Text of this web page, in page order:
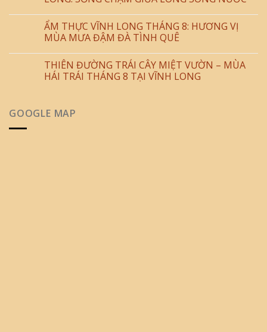
ẨM THỰC VĨNH LONG THÁNG 8: HƯƠNG VỊ
MÙA MƯA ĐẬM ĐÀ TÌNH QUÊ
THIÊN ĐƯỜNG TRÁI CÂY MIỆT VƯỜN – MÙA
HÁI TRÁI THÁNG 8 TẠI VĨNH LONG
GOOGLE MAP